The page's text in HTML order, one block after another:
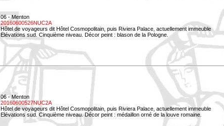
06 - Menton
20160600526NUC2A
Hôtel de voyageurs dit Hôtel Cosmopolitain, puis Riviera Palace, actuellement immeuble
Elévations sud. Cinquième niveau. Décor peint : blason de la Pologne.
06 - Menton
20160600527NUC2A
Hôtel de voyageurs dit Hôtel Cosmopolitain, puis Riviera Palace, actuellement immeuble
Elévations sud. Cinquième niveau. Décor peint : médaillon orné de la louve romaine.